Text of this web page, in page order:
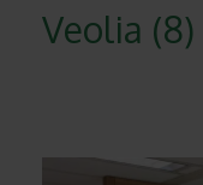
Veolia (8)